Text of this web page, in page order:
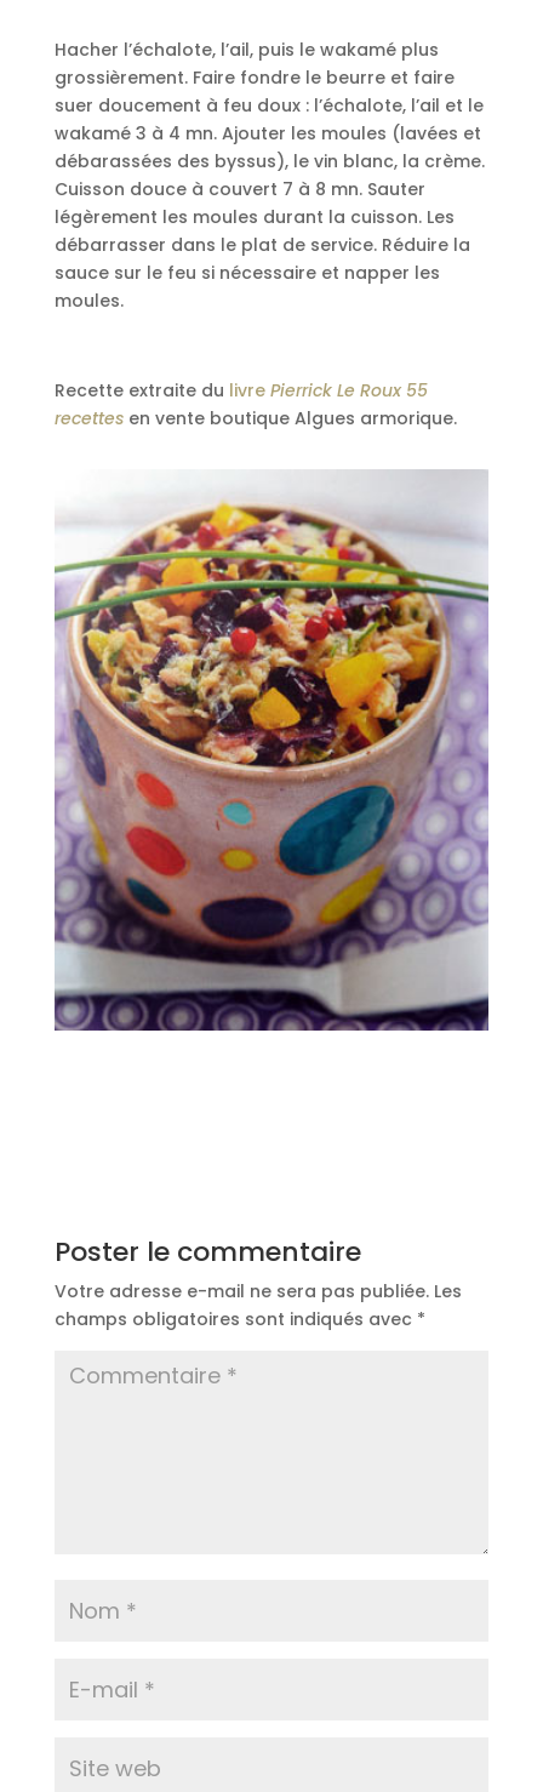
Hacher l’échalote, l’ail, puis le wakamé plus
grossièrement. Faire fondre le beurre et faire
suer doucement à feu doux : l’échalote, l’ail et le
wakamé 3 à 4 mn. Ajouter les moules (lavées et
débarassées des byssus), le vin blanc, la crème.
Cuisson douce à couvert 7 à 8 mn. Sauter
légèrement les moules durant la cuisson. Les
débarrasser dans le plat de service. Réduire la
sauce sur le feu si nécessaire et napper les
moules.
Recette extraite du livre Pierrick Le Roux 55
recettes en vente boutique Algues armorique.
Poster le commentaire
Votre adresse e-mail ne sera pas publiée. Les
champs obligatoires sont indiqués avec *